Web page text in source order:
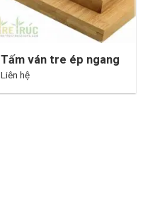
Tấm ván tre ép ngang
Liên hệ